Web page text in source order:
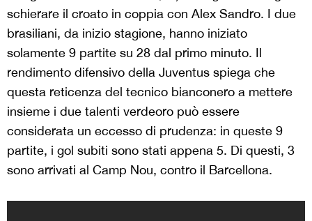
schierare il croato in coppia con Alex Sandro. I due
brasiliani, da inizio stagione, hanno iniziato
solamente 9 partite su 28 dal primo minuto. Il
rendimento difensivo della Juventus spiega che
questa reticenza del tecnico bianconero a mettere
insieme i due talenti verdeoro può essere
considerata un eccesso di prudenza: in queste 9
partite, i gol subiti sono stati appena 5. Di questi, 3
sono arrivati al Camp Nou, contro il Barcellona.